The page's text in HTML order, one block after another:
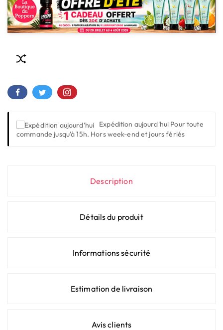
Expédition aujourd'hui Pour toute
commande jusqu'à 15h. Hors week-end et jours fériés
Description
Détails du produit
Informations sécurité
Estimation de livraison
Avis clients